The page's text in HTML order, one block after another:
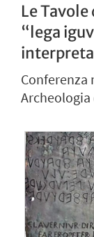
Le
“lega
Conferenza